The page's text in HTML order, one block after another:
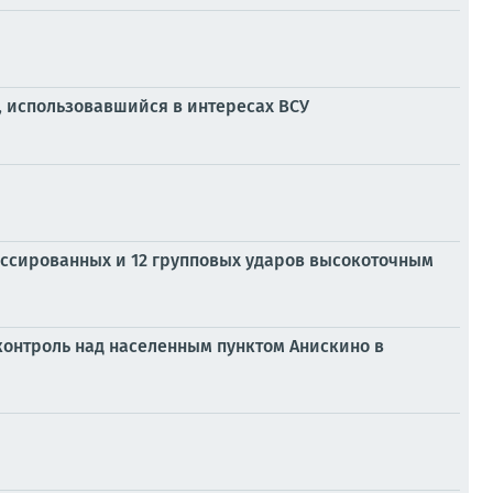
в интересах ВСУ
и 12 групповых ударов высокоточным
над населенным пунктом Анискино в